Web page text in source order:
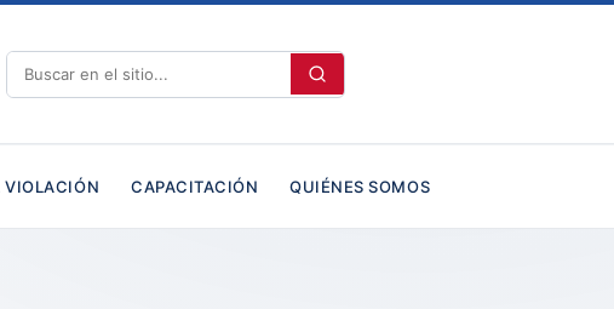
VIOLACIÓN CAPACITACIÓN QUIÉNES SOMOS